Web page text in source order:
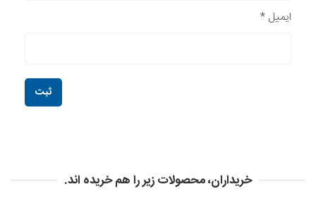
ایمیل *
خریداران، محصولات زیر را هم خریده اند.